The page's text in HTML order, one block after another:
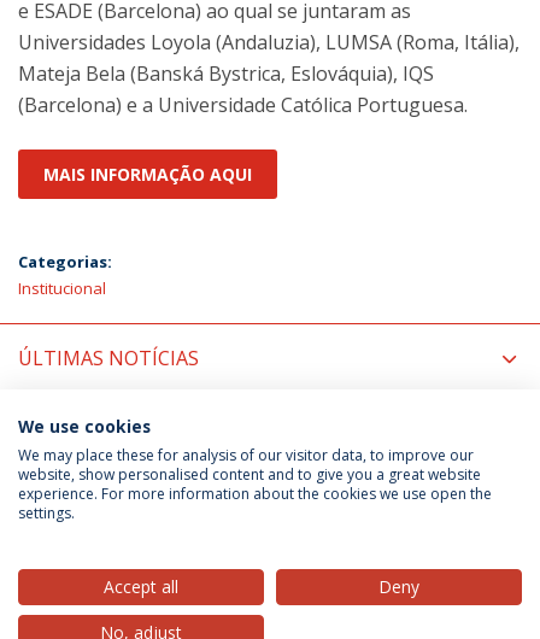
e ESADE (Barcelona) ao qual se juntaram as
Universidades Loyola (Andaluzia), LUMSA (Roma, Itália),
Mateja Bela (Banská Bystrica, Eslováquia), IQS
(Barcelona) e a Universidade Católica Portuguesa.
MAIS INFORMAÇÃO AQUI
Categorias:
Institucional
ÚLTIMAS NOTÍCIAS
PRÓXIMOS EVENTOS
Política de Privacidade
Termos & Condições
We use cookies
We may place these for analysis of our visitor data, to improve our
website, show personalised content and to give you a great website
experience. For more information about the cookies we use open the
settings.
Accept all
Deny
No, adjust